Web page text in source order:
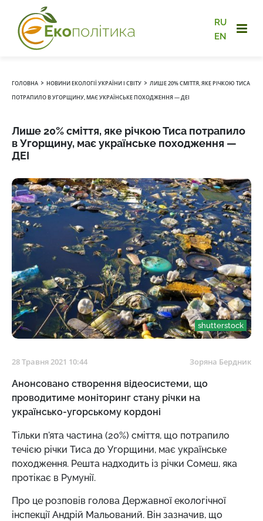
RU
EN
ГОЛОВНА › НОВИНИ ЕКОЛОГІЇ УКРАЇНИ І СВІТУ › ЛИШЕ 20% СМІТТЯ, ЯКЕ РІЧКОЮ ТИСА
ПОТРАПИЛО В УГОРЩИНУ, МАЄ УКРАЇНСЬКЕ ПОХОДЖЕННЯ — ДЕІ
Лише 20% сміття, яке річкою Тиса потрапило
в Угорщину, має українське походження —
ДЕІ
shutterstock
28 Травня 2021 10:44 Зоряна Бердник
Анонсовано створення відеосистеми, що
проводитиме моніторинг стану річки на
українсько-угорському кордоні
Тільки п'ята частина (20%) сміття, що потрапило
течією річки Тиса до Угорщини, має українське
походження. Решта надходить із річки Сомеш, яка
протікає в Румунії.
Про це розповів голова Державної екологічної
інспекції Андрій Мальований. Він зазначив, що